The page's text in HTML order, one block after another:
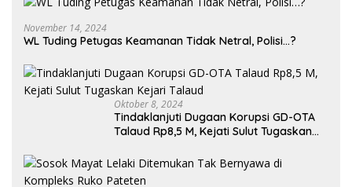
November 14, 2024
WL Tuding Petugas Keamanan Tidak Netral, Polisi…?
Oktober 8, 2024
Tindaklanjuti Dugaan Korupsi GD-OTA
Talaud Rp8,5 M, Kejati Sulut Tugaskan